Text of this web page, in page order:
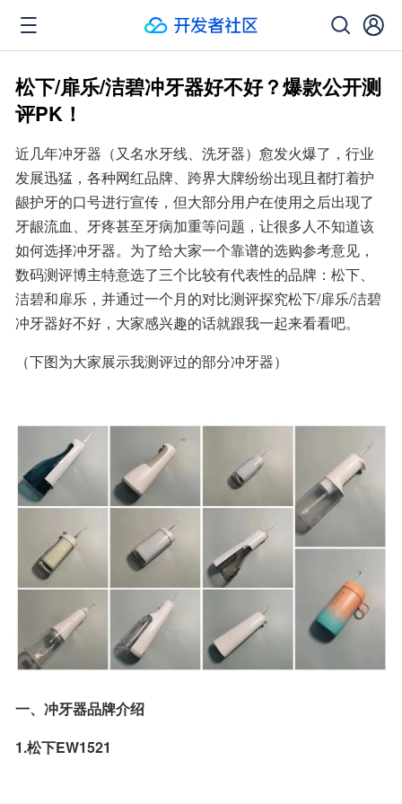
松下/扉乐/洁碧冲牙器好不好？爆款公开测
评PK！
近几年冲牙器（又名水牙线、洗牙器）愈发火爆了，行业
发展迅猛，各种网红品牌、跨界大牌纷纷出现且都打着护
龈护牙的口号进行宣传，但大部分用户在使用之后出现了
牙龈流血、牙疼甚至牙病加重等问题，让很多人不知道该
如何选择冲牙器。为了给大家一个靠谱的选购参考意见，
数码测评博主特意选了三个比较有代表性的品牌：松下、
洁碧和扉乐，并通过一个月的对比测评探究松下/扉乐/洁碧
冲牙器好不好，大家感兴趣的话就跟我一起来看看吧。
（下图为大家展示我测评过的部分冲牙器）
一、冲牙器品牌介绍
1.松下EW1521